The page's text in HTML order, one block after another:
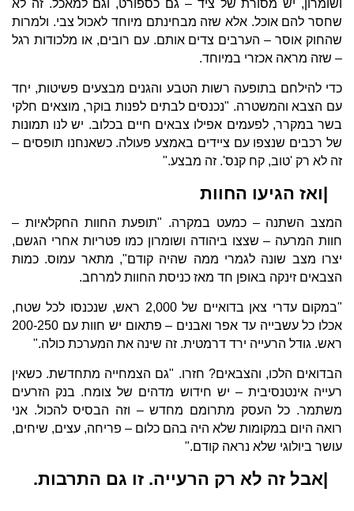
ושומרון, יש מסורת של ציד – גם כספורט, וגם למאכל. זה לא
שחסר להם אוכל. אלא שזה מבחינתם מיוחד לאכול צבי. ולמרות
שהחוק אוסר – הערבים צדים אותם. עם רובים, או מלכודות רגל
– שזה מראה אכזרי במיוחד.
כדי להילחם בתופעה רשות הטבע והגנים מבצעים פשיטות, יחד
עם הצבא והמשטרה. "נכנסים לבתים לפנות בוקר, מוצאים חלקי
בשר במקרר, לפעמים אפילו צבאים חיים בכלוב. יש לנו תמונות
של רכבים שנצפו עם ציידים באמצע פעולה. כשאנחנו תופסים –
זה לא רק 'טוב, קח קנס'. זה מבצע."
|ואז הגיעו החוות
המצב השתנה – כמעט במקרה. "תופעת החוות החקלאיות –
חוות המרעה – שצצו ביהודה ושומרון כמו פטריות אחרי הגשם,
יצרו מצב שונה לגמרי ממה שהיה קודם", מתאר עמוס. כמות
הצבאים זינקה באופן חד מאז כניסת החוות למרחב.
"במקום עדרי צאן בדואיים של 2,000 ראש, שנכנסו לכל שטח,
אכלו כל עשבייה עד אפר ואבנים – פתאום יש חוות עם 200-250
ראש. גודל הרעייה ירד דרמטית. זה שינה את המערכת כולה."
הבדואים הלכו, והצבאים? חזרו. "גם הצמחייה מתחדשת. כשאין
רעייה אינטנסיבית – יש חידוש מדהים של צומח. בנק הזרעים
משתמר. כל העסק מתרומם מחדש – וזה הבסיס להכול. אני
רואה היום במקומות שלא היה בהם כלום – פריחה, עצים, שיחים,
עושר ביולוגי שלא נראה קודם."
|אבל זה לא רק הרעייה. זו גם התרבות.